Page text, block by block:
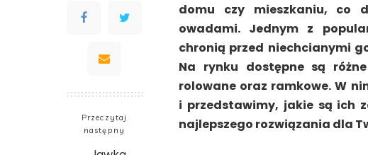
Przeczytaj
następny
domu czy mieszkaniu, co
owadami. Jednym z
chronią przed niechcianymi
Na rynku dostępne są
rolowane oraz ramkowe. W
i przedstawimy, jakie są ich
najlepszego rozwiązania dla